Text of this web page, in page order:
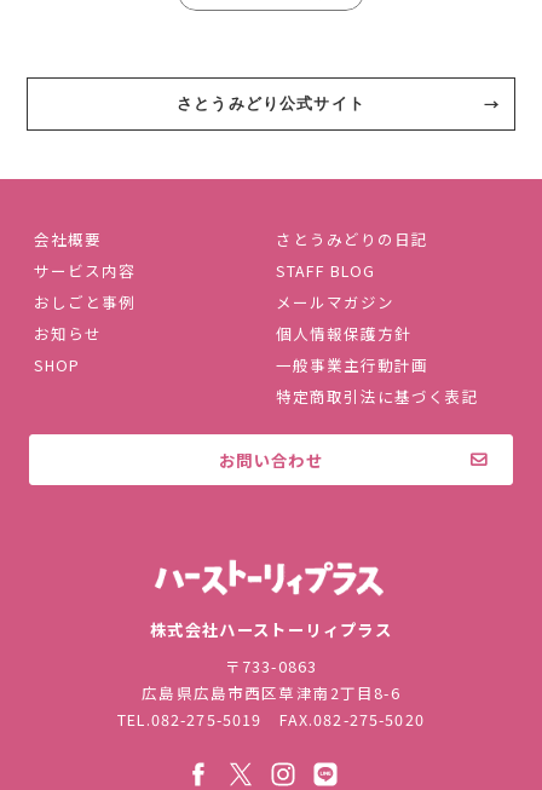
さとうみどり公式サイト
会社概要
サービス内容
おしごと事例
お知らせ
SHOP
さとうみどりの日記
STAFF BLOG
メールマガジン
個人情報保護方針
一般事業主行動計画
特定商取引法に基づく表記
お問い合わせ
株式会社ハーストーリィプラス
〒733-0863
広島県広島市西区草津南2丁目8-6
TEL.082-275-5019 FAX.082-275-5020